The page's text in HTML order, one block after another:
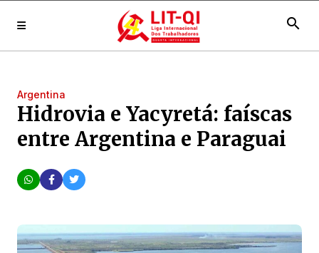
search
Argentina
Hidrovia e Yacyretá: faíscas
entre Argentina e Paraguai